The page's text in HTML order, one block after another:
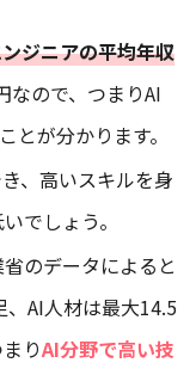
ジニアの平均年収
なので、つまりAI
とが分かります。
、高いスキルを身
でしょう。
のデータによると
AI人材は最大14.5
りAI分野で高い技